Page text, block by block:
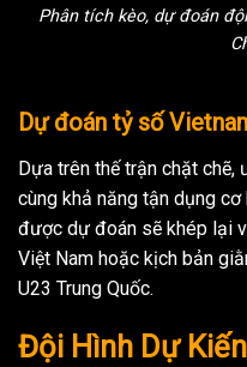
Phân tích kèo, dự đoán
Dự đoán tỷ số
Dựa trên thế trận chặt
cùng khả năng tận dụng
được dự đoán sẽ khép lại
Việt Nam hoặc kịch bản
U23 Trung Quốc.
Đội Hình Dự